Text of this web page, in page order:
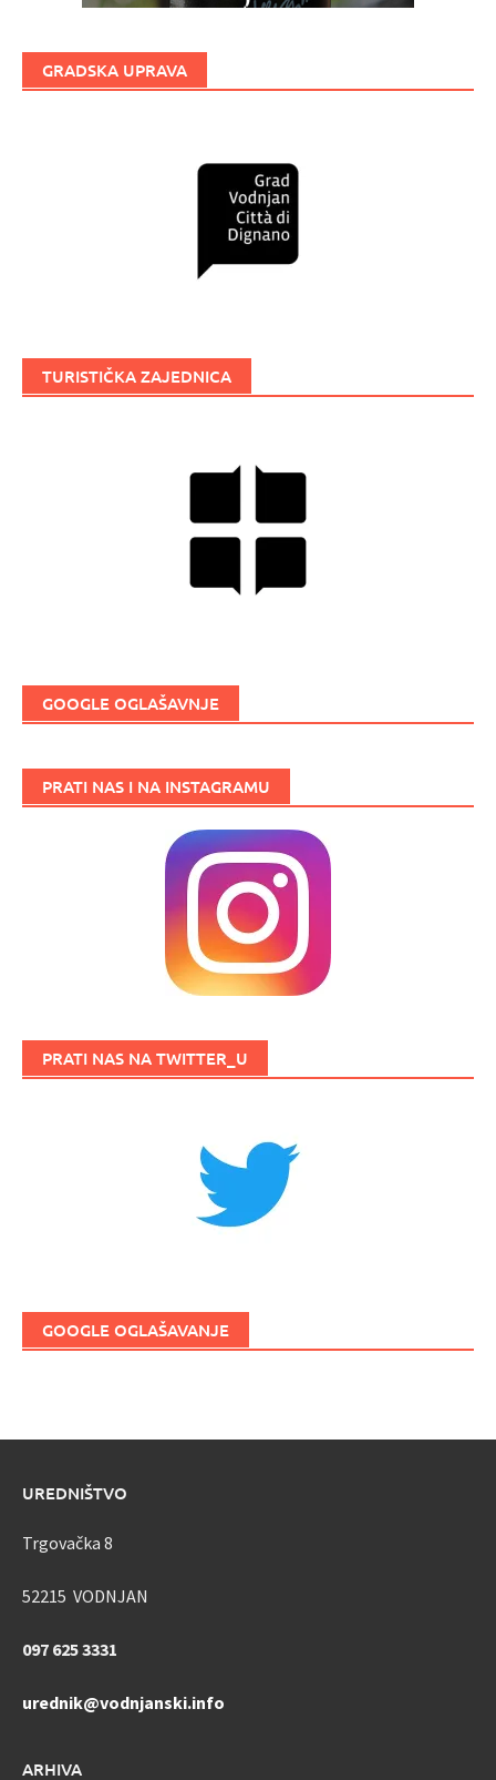
GRADSKA UPRAVA
TURISTIČKA ZAJEDNICA
GOOGLE OGLAŠAVNJE
PRATI NAS I NA INSTAGRAMU
PRATI NAS NA TWITTER_U
GOOGLE OGLAŠAVANJE
UREDNIŠTVO
Trgovačka 8
52215 VODNJAN
097 625 3331
urednik@vodnjanski.info
ARHIVA